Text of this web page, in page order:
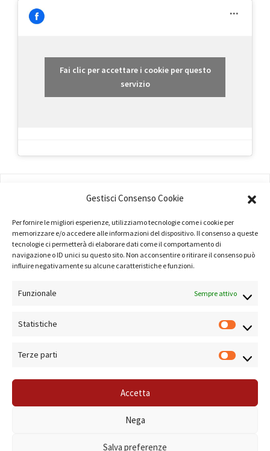
Gestisci Consenso Cookie
Per fornire le migliori esperienze, utilizziamo tecnologie come i cookie per
memorizzare e/o accedere alle informazioni del dispositivo. Il consenso a queste
tecnologie ci permetterà di elaborare dati come il comportamento di
navigazione o ID unici su questo sito. Non acconsentire o ritirare il consenso può
influire negativamente su alcune caratteristiche e funzioni.
Funzionale Sempre attivo
Statistiche
Terze parti
Accetta
Nega
Salva preferenze
Fai clic per accettare i cookie per questo
servizio
TERMINI E CONDIZIONI
PRIVACY POLICY
Commercio di Roma Sistema di Gestione Qualità Certificato ISO 9001:2000